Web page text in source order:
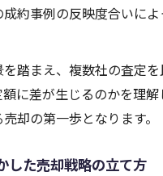
約事例の反映度合いに
を踏まえ、複数社の査定
に差が生じるのかを理解
却の第一歩となります。
した売却戦略の立て方